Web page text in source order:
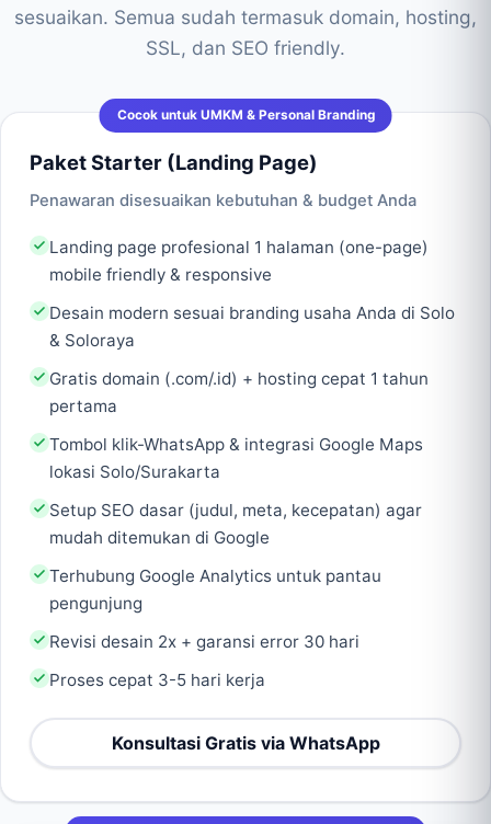
sesuaikan. Semua sudah termasuk domain, hosting,
SSL, dan SEO friendly.
Cocok untuk UMKM & Personal Branding
Paket Starter (Landing Page)
Penawaran disesuaikan kebutuhan & budget Anda
Landing page profesional 1 halaman (one-page)
mobile friendly & responsive
Desain modern sesuai branding usaha Anda di Solo
& Soloraya
Gratis domain (.com/.id) + hosting cepat 1 tahun
pertama
Tombol klik-WhatsApp & integrasi Google Maps
lokasi Solo/Surakarta
Setup SEO dasar (judul, meta, kecepatan) agar
mudah ditemukan di Google
Terhubung Google Analytics untuk pantau
pengunjung
Revisi desain 2x + garansi error 30 hari
Proses cepat 3-5 hari kerja
Konsultasi Gratis via WhatsApp